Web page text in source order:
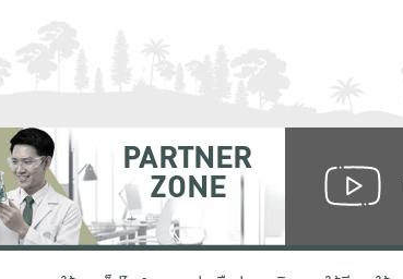
PARTNER
ZONE